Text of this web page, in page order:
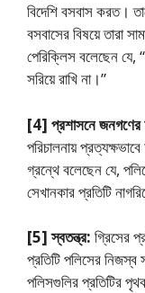
বিদেশি বসবাস করত।
বসবাসের বিষয়ে তারা
পেরিক্লিস বলেছেন যে,
সরিয়ে রাখি না।”
[4] প্রশাসনে
পরিচালনায়
গ্রন্থে বলেছেন যে,
সেখানকার প্রতিটি
[5] স্বতন্ত্র: গ্রিসের
প্রতিটি পলিসের নিজস্ব
পলিসগুলির প্রতিটির